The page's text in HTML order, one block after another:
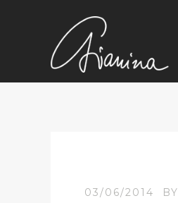
03/06/2014 BY